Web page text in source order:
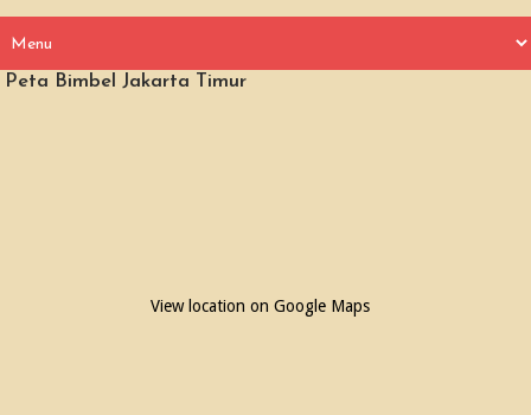
Peta Bimbel Jakarta Timur
View location on Google Maps